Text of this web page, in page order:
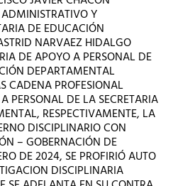
ADMINISTRATIVO Y
DE EDUCACIÓN
NARVAEZ HIDALGO
DE APOYO A PERSONAL DE
DEPARTAMENTAL
CADENA PROFESIONAL
PERSONAL DE LA SECRETARIA
RESPECTIVAMENTE, LA
DISCIPLINARIO CON
– GOBERNACIÓN DE
DE 2024, SE PROFIRIÓ AUTO
DISCIPLINARIA